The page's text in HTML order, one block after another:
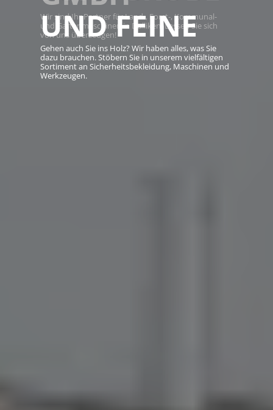
Wir sind Ihr Partner für Land-, Forst-, Kommunal-
und Gartenmaschinen in Dulliken. Lassen Sie sich
von uns überzeugen!
UND FEINE
Gehen auch Sie ins Holz? Wir haben alles, was Sie
dazu brauchen. Stöbern Sie in unserem vielfältigen
Sortiment an Sicherheitsbekleidung, Maschinen und
Werkzeugen.